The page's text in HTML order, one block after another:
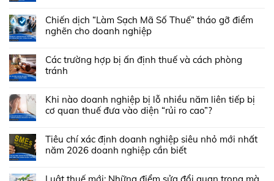
Chiến dịch “Làm Sạch Mã Số Thuế” tháo gỡ điểm
nghẽn cho doanh nghiệp
Các trường hợp bị ấn định thuế và cách phòng
tránh
Khi nào doanh nghiệp bị lỗ nhiều năm liên tiếp bị
cơ quan thuế đưa vào diện “rủi ro cao”?
Tiêu chí xác định doanh nghiệp siêu nhỏ mới nhất
năm 2026 doanh nghiệp cần biết